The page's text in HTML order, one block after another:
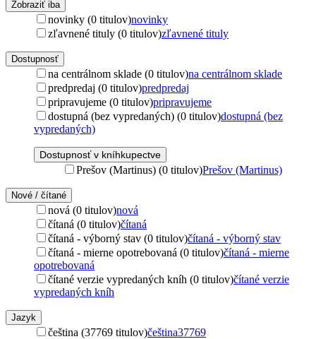
Zobraziť iba
novinky (0 titulov)novinky
zľavnené tituly (0 titulov)zľavnené tituly
Dostupnosť
na centrálnom sklade (0 titulov)na centrálnom sklade
predpredaj (0 titulov)predpredaj
pripravujeme (0 titulov)pripravujeme
dostupná (bez vypredaných) (0 titulov)dostupná (bez
vypredaných)
Dostupnosť v kníhkupectve
Prešov (Martinus) (0 titulov)Prešov (Martinus)
Nové / čítané
nová (0 titulov)nová
čítaná (0 titulov)čítaná
čítaná - výborný stav (0 titulov)čítaná - výborný stav
čítaná - mierne opotrebovaná (0 titulov)čítaná - mierne
opotrebovaná
čítané verzie vypredaných kníh (0 titulov)čítané verzie
vypredaných kníh
Jazyk
čeština (37769 titulov)čeština37769